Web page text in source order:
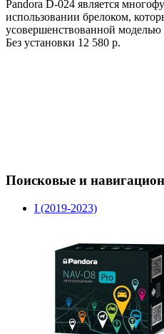
Pandora D-024 является
использовании брелоком,
усовершенствованной моделью
Без установки 12 580 р.
Поисковые и
I (2019-2023)